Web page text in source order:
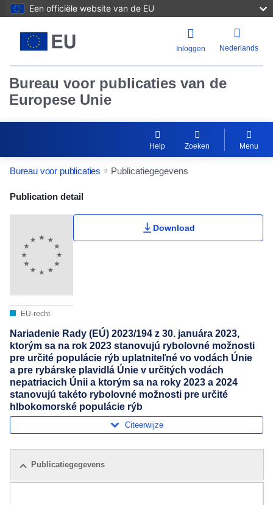
Een officiële website van de EU
Inloggen Nederlands
Bureau voor publicaties van de
Europese Unie
Help Zoeken Menu
Bureau voor publicaties Publicatiegegevens
Publication Detail Actions Portlet
Publication detail
EU-recht
Download
Nariadenie Rady (EÚ) 2023/194 z 30. januára 2023,
ktorým sa na rok 2023 stanovujú rybolovné možnosti
pre určité populácie rýb uplatniteľné vo vodách Únie
a pre rybárske plavidlá Únie v určitých vodách
nepatriacich Únii a ktorým sa na roky 2023 a 2024
stanovujú takéto rybolovné možnosti pre určité
hlbokomorské populácie rýb
Citeerwijze
Publicatiegegevens